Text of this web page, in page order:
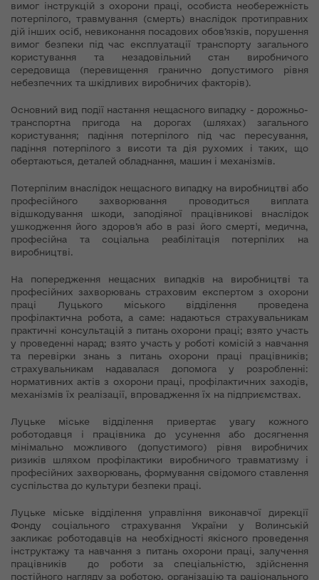
вимог інструкцій з охорони праці, особиста необережність
потерпілого, травмування (смерть) внаслідок протиправних
дій інших осіб, невиконання посадових обов’язків, порушення
вимог безпеки під час експлуатації транспорту загального
користування та незадовільний стан виробничого
середовища (перевищення гранично допустимого рівня
небезпечних та шкідливих виробничих факторів).
Основний вид події настання нещасного випадку - дорожньо-
транспортна пригода на дорогах (шляхах) загального
користування; падіння потерпілого під час пересування,
падіння потерпілого з висоти та дія руxомих і таких, що
обертаються, деталей обладнання, машин і механізмів.
Потерпілим внаслідок нещасного випадку на виробництві або
професійного захворювання проводиться виплата
відшкодування шкоди, заподіяної працівникові внаслідок
ушкодження його здоров’я або в разі його смерті, медична,
професійна та соціальна реабілітація потерпілих на
виробництві.
На попередження нещасних випадків на виробництві та
професійних захворювань страховим експертом з охорони
праці Луцького міського відділення проведена
профілактична робота, а саме: надаються страхувальникам
практичні консультацій з питань охорони праці; взято участь
у проведенні нарад; взято участь у роботі комісій з навчання
та перевірки знань з питань охорони праці працівників;
страхувальникам надавалася допомога у розробленні:
нормативних актів з охорони праці, профілактичних заходів,
механізмів їх реалізації, впровадження їх на підприємствах.
Луцьке міське відділення привертає увагу кожного
роботодавця і працівника до усунення або досягнення
мінімально можливого (допустимого) рівня виробничих
ризиків шляхом профілактики виробничого травматизму і
професійних захворювань, формування свідомого ставлення
суспільства до культури безпеки праці.
Луцьке міське відділення управління виконавчої дирекції
Фонду соціального страхування України у Волинській
закликає роботодавців на необхідності якісного проведення
інструктажу та навчання з питань охорони праці, залучення
працівників до роботи за спеціальністю, здійснення
постійного нагляду за роботою, організацію та раціонального